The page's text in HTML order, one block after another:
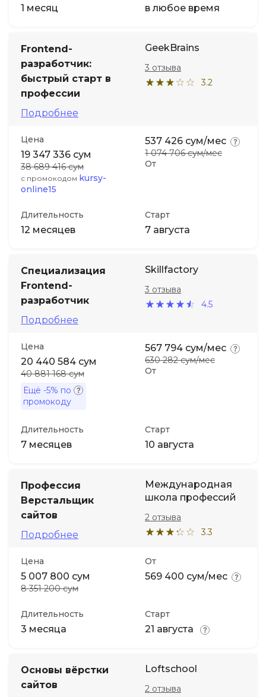
1 месяц в любое время
Frontend-
разработчик:
быстрый старт в
профессии
Подробнее
GeekBrains
3.2
3 отзыва
Цена
19 347 336 сум
38 689 416 сум
с промокодом kursy-
online15
От
537 426 сум/мес
1 074 706 сум/мес
Длительность
12 месяцев
Старт
7 августа
Специализация
Frontend-
разработчик
Подробнее
Skillfactory
4.5
3 отзыва
Цена
20 440 584 сум
40 881 168 сум
Ещё -5% по
промокоду
От
567 794 сум/мес
630 282 сум/мес
Длительность
7 месяцев
Старт
10 августа
Профессия
Верстальщик
сайтов
Подробнее
Международная
школа профессий
3.3
2 отзыва
Цена
5 007 800 сум
8 351 200 сум
От
569 400 сум/мес
Длительность
3 месяца
Старт
21 августа
Основы вёрстки
сайтов
Loftschool
2 отзыва